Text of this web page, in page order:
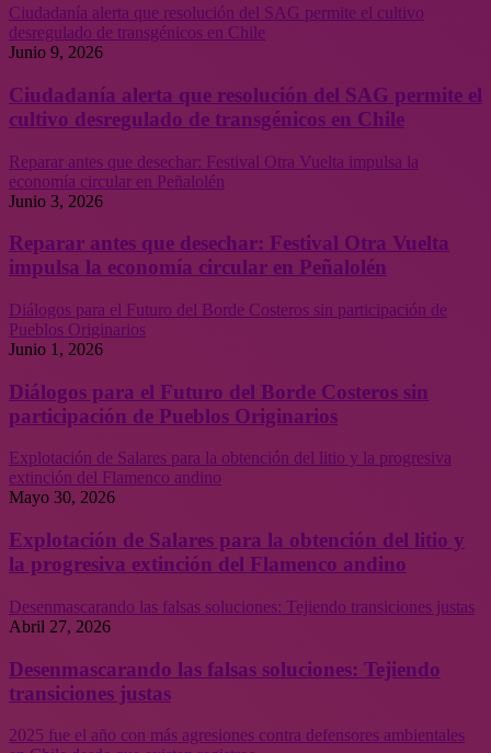
Ciudadanía alerta que resolución del SAG permite el cultivo
desregulado de transgénicos en Chile
Junio 9, 2026
Ciudadanía alerta que resolución del SAG permite el
cultivo desregulado de transgénicos en Chile
Reparar antes que desechar: Festival Otra Vuelta impulsa la
economía circular en Peñalolén
Junio 3, 2026
Reparar antes que desechar: Festival Otra Vuelta
impulsa la economía circular en Peñalolén
Diálogos para el Futuro del Borde Costeros sin participación de
Pueblos Originarios
Junio 1, 2026
Diálogos para el Futuro del Borde Costeros sin
participación de Pueblos Originarios
Explotación de Salares para la obtención del litio y la progresiva
extinción del Flamenco andino
Mayo 30, 2026
Explotación de Salares para la obtención del litio y
la progresiva extinción del Flamenco andino
Desenmascarando las falsas soluciones: Tejiendo transiciones justas
Abril 27, 2026
Desenmascarando las falsas soluciones: Tejiendo
transiciones justas
2025 fue el año con más agresiones contra defensores ambientales